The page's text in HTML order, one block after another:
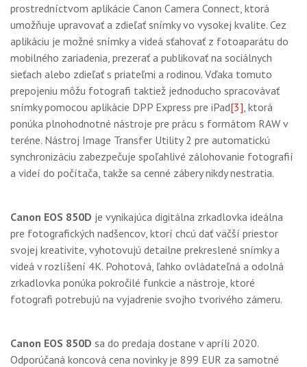
prostredníctvom aplikácie Canon Camera Connect, ktorá
umožňuje upravovať a zdieľať snímky vo vysokej kvalite. Cez
aplikáciu je možné snímky a videá sťahovať z fotoaparátu do
mobilného zariadenia, prezerať a publikovať na sociálnych
sieťach alebo zdieľať s priateľmi a rodinou. Vďaka tomuto
prepojeniu môžu fotografi taktiež jednoducho spracovávať
snímky pomocou aplikácie DPP Express pre iPad[3] , ktorá
ponúka plnohodnotné nástroje pre prácu s formátom RAW v
teréne. Nástroj Image Transfer Utility 2 pre automatickú
synchronizáciu zabezpečuje spoľahlivé zálohovanie fotografií
a videí do počítača, takže sa cenné zábery nikdy nestratia.
Canon EOS 850D je vynikajúca digitálna zrkadlovka ideálna
pre fotografických nadšencov, ktorí chcú dať väčší priestor
svojej kreativite, vyhotovujú detailne prekreslené snímky a
videá v rozlíšení 4K. Pohotová, ľahko ovládateľná a odolná
zrkadlovka ponúka pokročilé funkcie a nástroje, ktoré
fotografi potrebujú na vyjadrenie svojho tvorivého zámeru.
Canon EOS 850D sa do predaja dostane v apríli 2020.
Odporúčaná koncová cena novinky je 899 EUR za samotné